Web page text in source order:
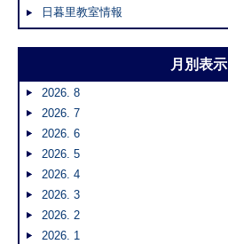
日暮里教室情報
月別表示
2026. 8
2026. 7
2026. 6
2026. 5
2026. 4
2026. 3
2026. 2
2026. 1